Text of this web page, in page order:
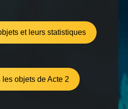
et leurs statistiques
les objets de Acte 2